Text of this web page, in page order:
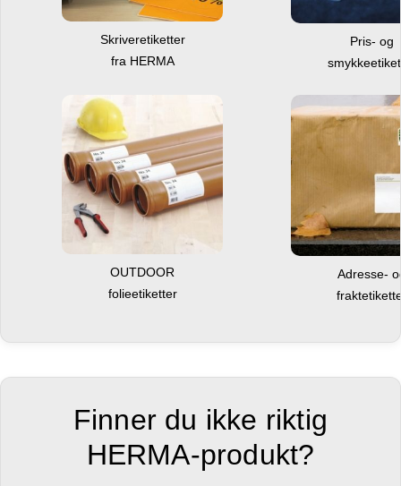
Skriveretiketter
fra HERMA
Pris- og
OUTDOOR
folieetiketter
Adresse-
Finner du ikke riktig
HERMA-produkt?